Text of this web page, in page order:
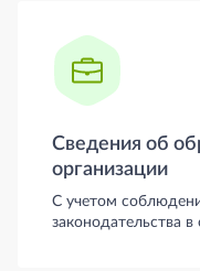
Сведения об
организации
С учетом
законодательства